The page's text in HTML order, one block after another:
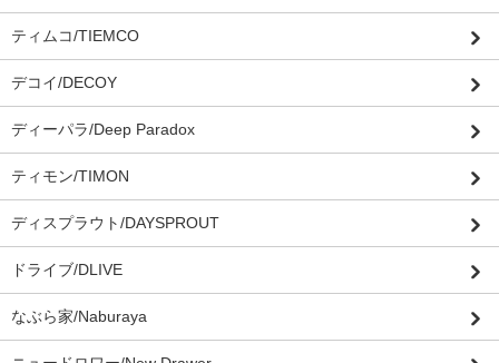
ティムコ/TIEMCO
デコイ/DECOY
ディーパラ/Deep Paradox
ティモン/TIMON
ディスプラウト/DAYSPROUT
ドライブ/DLIVE
なぶら家/Naburaya